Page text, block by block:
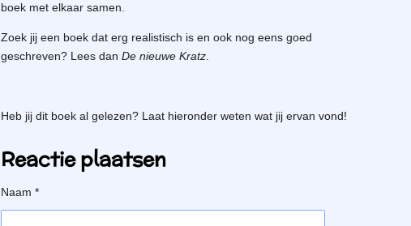
boek met elkaar samen.
Zoek jij een boek dat erg realistisch is en ook nog eens goed
geschreven? Lees dan De nieuwe Kratz
Heb jij dit boek al gelezen? Laat hieronder weten wat jij ervan vond!
Reactie plaatsen
Naam *